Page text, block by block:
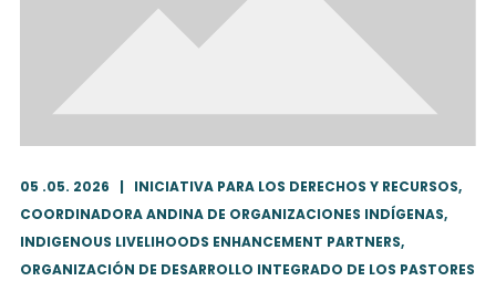
05 .05. 2026
INICIATIVA PARA LOS DERECHOS Y RECURSOS,
COORDINADORA ANDINA DE ORGANIZACIONES INDÍGENAS,
INDIGENOUS LIVELIHOODS ENHANCEMENT PARTNERS,
ORGANIZACIÓN DE DESARROLLO INTEGRADO DE LOS PASTORES